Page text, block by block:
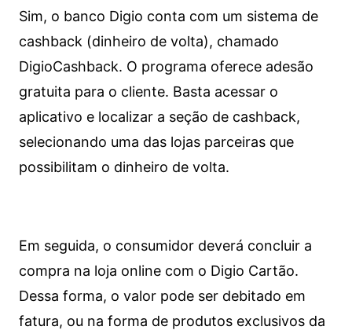
Sim, o banco Digio conta com um sistema de
cashback (dinheiro de volta), chamado
DigioCashback. O programa oferece adesão
gratuita para o cliente. Basta acessar o
aplicativo e localizar a seção de cashback,
selecionando uma das lojas parceiras que
possibilitam o dinheiro de volta.
Em seguida, o consumidor deverá concluir a
compra na loja online com o Digio Cartão.
Dessa forma, o valor pode ser debitado em
fatura, ou na forma de produtos exclusivos da